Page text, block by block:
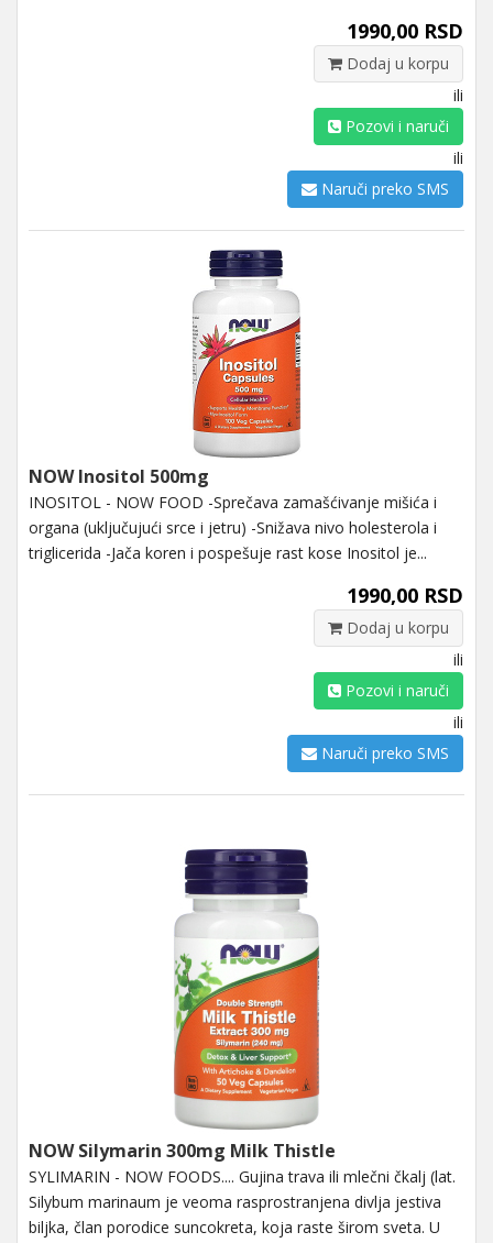
1990,00 RSD
Dodaj u korpu
ili
Pozovi i naruči
ili
Naruči preko SMS
NOW Inositol 500mg
INOSITOL - NOW FOOD -Sprečava zamašćivanje mišića i
organa (uključujući srce i jetru) -Snižava nivo holesterola i
triglicerida -Jača koren i pospešuje rast kose Inositol je...
1990,00 RSD
Dodaj u korpu
ili
Pozovi i naruči
ili
Naruči preko SMS
NOW Silymarin 300mg Milk Thistle
SYLIMARIN - NOW FOODS.... Gujina trava ili mlečni čkalj (lat.
Silybum marinaum je veoma rasprostranjena divlja jestiva
biljka, član porodice suncokreta, koja raste širom sveta. U